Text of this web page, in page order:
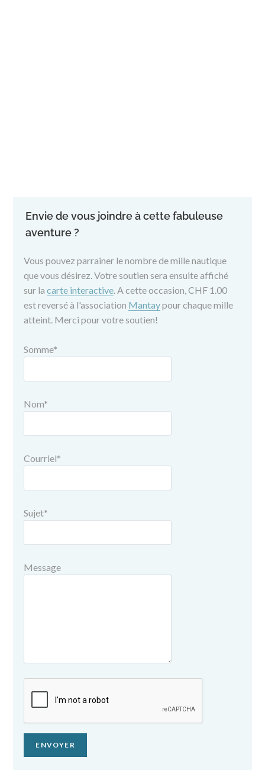
Envie de vous joindre à cette fabuleuse
aventure ?
Vous pouvez parrainer le nombre de mille nautique
que vous désirez. Votre soutien sera ensuite affiché
sur lacarte interactive. A cette occasion, CHF 1.00
est reversé à l'association Mantaypour chaque mille
atteint. Merci pour votre soutien!
Somme*
Nom*
Courriel*
Sujet*
Message